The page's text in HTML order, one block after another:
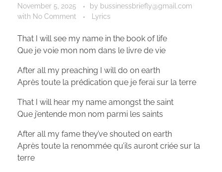
November 5, 2025 by bussinessbriefly@gmail.com
with No Comment Lyrics
That I will see my name in the book of life
Que je voie mon nom dans le livre de vie
After all my preaching I will do on earth
Après toute la prédication que je ferai sur la terre
That I will hear my name amongst the saint
Que j’entende mon nom parmi les saints
After all my fame they’ve shouted on earth
Après toute la renommée qu’ils auront criée sur la
terre